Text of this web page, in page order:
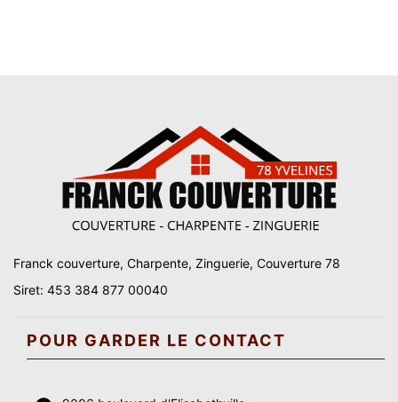
Franck couverture, Charpente, Zinguerie, Couverture 78
Siret: 453 384 877 00040
POUR GARDER LE CONTACT